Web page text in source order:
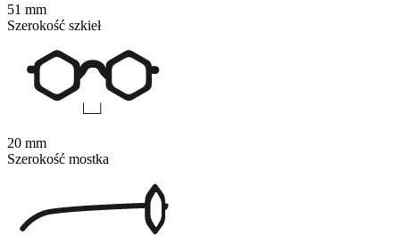
51 mm
Szerokość szkieł
20 mm
Szerokość mostka